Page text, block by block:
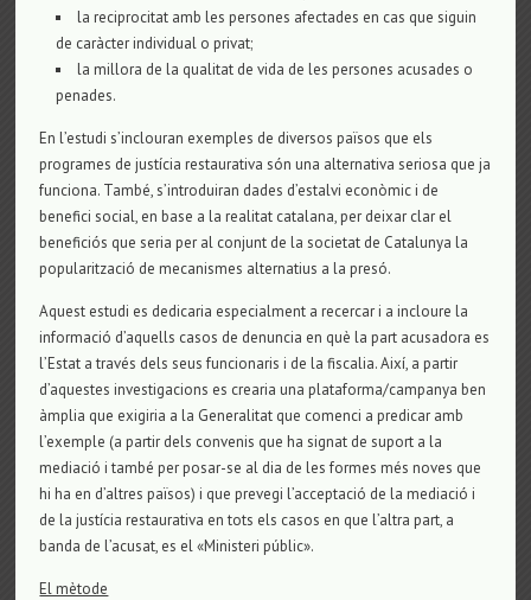
la reciprocitat amb les persones afectades en cas que siguin
de caràcter individual o privat;
la millora de la qualitat de vida de les persones acusades o
penades.
En l’estudi s’inclouran exemples de diversos països que els
programes de justícia restaurativa són una alternativa seriosa que ja
funciona. També, s’introduiran dades d’estalvi econòmic i de
benefici social, en base a la realitat catalana, per deixar clar el
beneficiós que seria per al conjunt de la societat de Catalunya la
popularització de mecanismes alternatius a la presó.
Aquest estudi es dedicaria especialment a recercar i a incloure la
informació d’aquells casos de denuncia en què la part acusadora es
l’Estat a través dels seus funcionaris i de la fiscalia. Així, a partir
d’aquestes investigacions es crearia una plataforma/campanya ben
àmplia que exigiria a la Generalitat que comenci a predicar amb
l’exemple (a partir dels convenis que ha signat de suport a la
mediació i també per posar-se al dia de les formes més noves que
hi ha en d’altres països) i que prevegi l’acceptació de la mediació i
de la justícia restaurativa en tots els casos en que l’altra part, a
banda de l’acusat, es el «Ministeri públic».
El mètode